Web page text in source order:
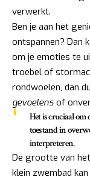
verwerkt.
Ben je aan het
ontspannen? Dan
om je emoties te
troebel of
rondwoelen, dan
gevoelens of
Het is cruciaal om
toestand in
interpreteren.
De grootte van
klein zwembad